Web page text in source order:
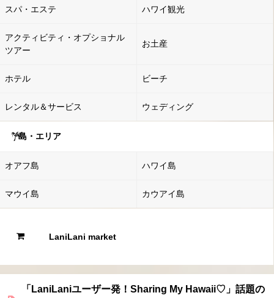
スパ・エステ ハワイ観光
アクティビティ・オプショナル
ツアー
お土産
ホテル ビーチ
レンタル＆サービス ウェディング
島・エリア
オアフ島 ハワイ島
マウイ島 カウアイ島
LaniLani market
「LaniLaniユーザー発！Sharing My Hawaii♡」話題の